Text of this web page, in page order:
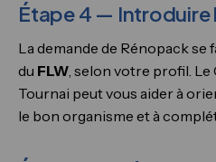
Étape 4 — Introduire
La demande de Rénopack se
du FLW, selon votre profil. Le
Tournai peut vous aider à
le bon organisme et à